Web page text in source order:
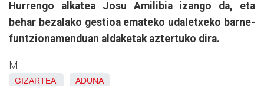
Hurrengo alkatea Josu Amilibia izango da, eta
behar bezalako gestioa emateko udaletxeko barne-
funtzionamenduan aldaketak aztertuko dira.
M
GIZARTEA ADUNA